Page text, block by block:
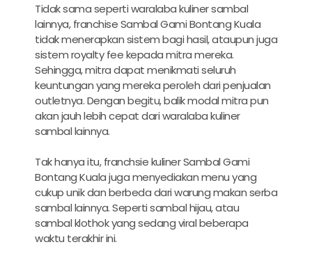
Tidak sama seperti waralaba kuliner sambal
lainnya, franchise Sambal Gami Bontang Kuala
tidak menerapkan sistem bagi hasil, ataupun juga
sistem royalty fee kepada mitra mereka.
Sehingga, mitra dapat menikmati seluruh
keuntungan yang mereka peroleh dari penjualan
outletnya. Dengan begitu, balik modal mitra pun
akan jauh lebih cepat dari waralaba kuliner
sambal lainnya.
Tak hanya itu, franchsie kuliner Sambal Gami
Bontang Kuala juga menyediakan menu yang
cukup unik dan berbeda dari warung makan serba
sambal lainnya. Seperti sambal hijau, atau
sambal klothok yang sedang viral beberapa
waktu terakhir ini.